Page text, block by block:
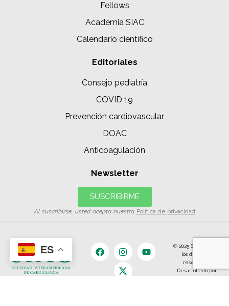
Fellows
Academia SIAC
Calendario científico
Editoriales
Consejo pediatría
COVID 19
Prevención cardiovascular
DOAC
Anticoagulación
Newsletter
SUSCRIBIRME
Al suscribirse, usted acepta nuestra Política de privacidad
© 2025 SIAC | Todos
los derechos
reservados.
Desarrollado por
ES